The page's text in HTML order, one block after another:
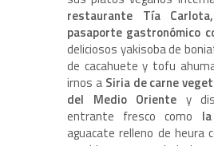
restaurante Tía Carlota,
pasaporte gastronómico
deliciosos yakisoba de
de cacahuete y tofu
irnos aSiria de carne
del Medio Oriente y
entrante fresco como
aguacate relleno de heura